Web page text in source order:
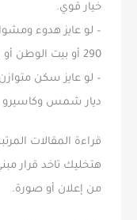
خيار قوي.
– لو عايز هدوء
290 أو بيت الوطن أو الأندلس.
– لو عايز سكن
ديار شمس وكاسيرو
قراءة المقالات
هتخليك تاخد قرار
من إعلان أو صورة.